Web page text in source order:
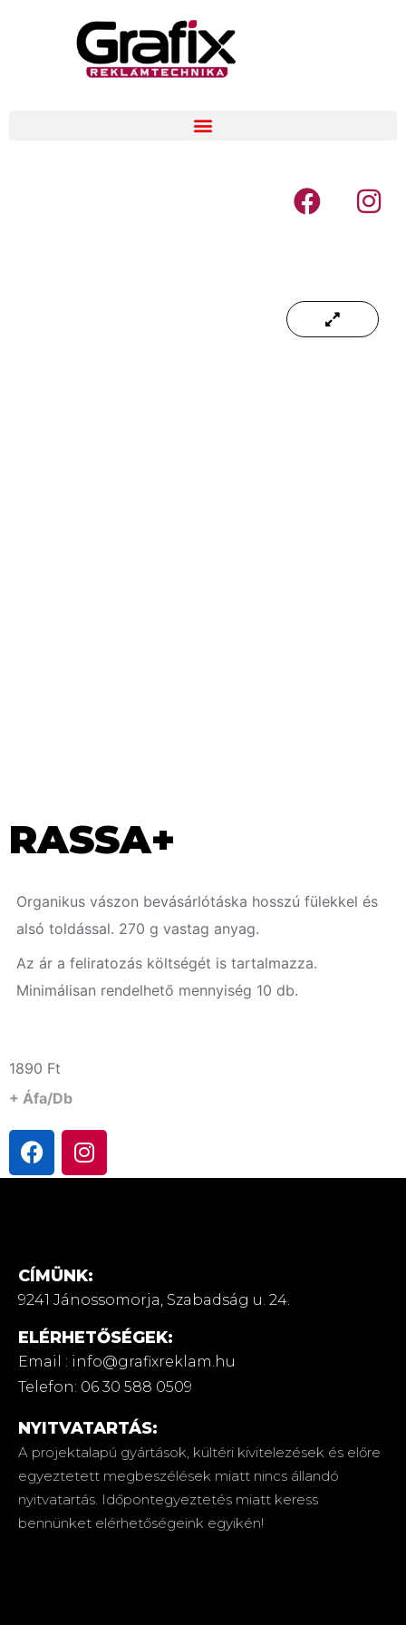
RASSA+
Organikus vászon bevásárlótáska hosszú fülekkel és
alsó toldással. 270 g vastag anyag.
Az ár a feliratozás költségét is tartalmazza.
Minimálisan rendelhető mennyiség 10 db.
1890 Ft
+ Áfa/db
CÍMÜNK:
9241 Jánossomorja, Szabadság u. 24.
ELÉRHETŐSÉGEK:
Email : info@grafixreklam.hu
Telefon: 06 30 588 0509
NYITVATARTÁS:
A projektalapú gyártások, kültéri kivitelezések és előre
egyeztetett megbeszélések miatt nincs állandó
nyitvatartás. Időpontegyeztetés miatt keress
bennünket elérhetőségeink egyikén!